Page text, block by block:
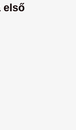
első